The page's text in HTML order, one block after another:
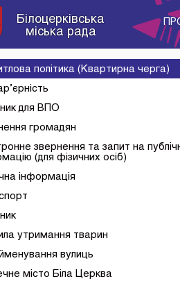
Білоцерківська
міська рада
політика (Квартирна черга)
для ВПО
громадян
звернення та запит на
(для фізичних осіб)
інформація
утримання тварин
вулиць
місто Біла Церква